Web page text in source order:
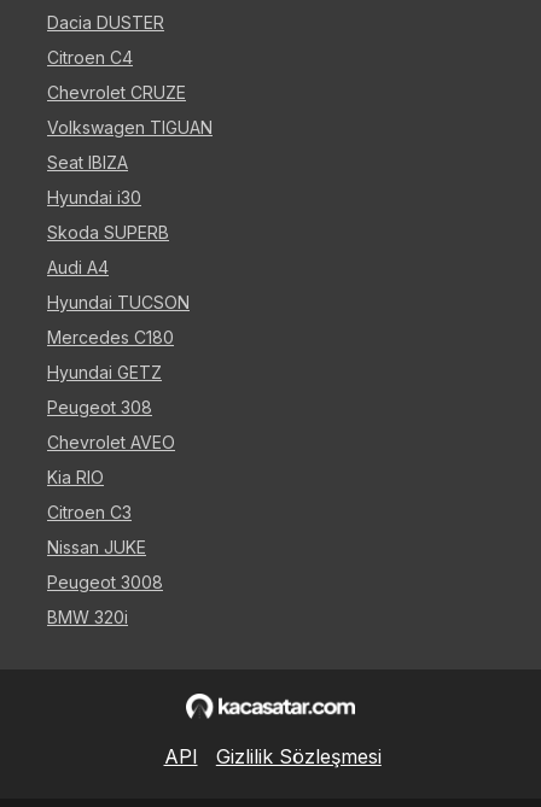
Dacia DUSTER
Citroen C4
Chevrolet CRUZE
Volkswagen TIGUAN
Seat IBIZA
Hyundai i30
Skoda SUPERB
Audi A4
Hyundai TUCSON
Mercedes C180
Hyundai GETZ
Peugeot 308
Chevrolet AVEO
Kia RIO
Citroen C3
Nissan JUKE
Peugeot 3008
BMW 320i
API Gizlilik Sözleşmesi